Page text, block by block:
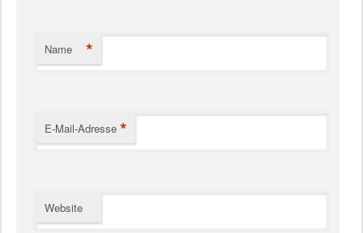
Name *
E-Mail-Adresse *
Website